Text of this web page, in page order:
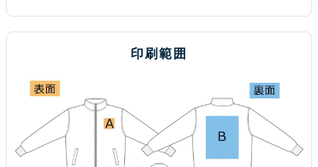
印刷範囲